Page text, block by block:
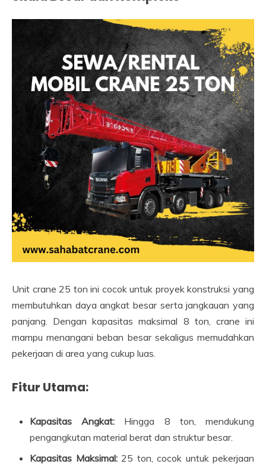
Unit crane 25 ton ini cocok untuk proyek konstruksi yang
membutuhkan daya angkat besar serta jangkauan yang
panjang. Dengan kapasitas maksimal 8 ton, crane ini
mampu menangani beban besar sekaligus memudahkan
pekerjaan di area yang cukup luas.
Fitur Utama:
Kapasitas Angkat: Hingga 8 ton, mendukung
pengangkutan material berat dan struktur besar.
Kapasitas Maksimal:25 ton, cocok untuk pekerjaan